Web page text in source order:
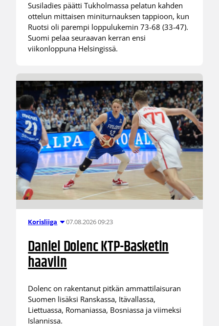
Susiladies päätti Tukholmassa pelatun kahden
ottelun mittaisen miniturnauksen tappioon, kun
Ruotsi oli parempi loppulukemin 73-68 (33-47).
Suomi pelaa seuraavan kerran ensi
viikonloppuna Helsingissä.
Korisliiga 07.08.2026 09:23
Daniel Dolenc KTP-Basketin
haaviin
Dolenc on rakentanut pitkän ammattilaisuran
Suomen lisäksi Ranskassa, Itävallassa,
Liettuassa, Romaniassa, Bosniassa ja viimeksi
Islannissa.